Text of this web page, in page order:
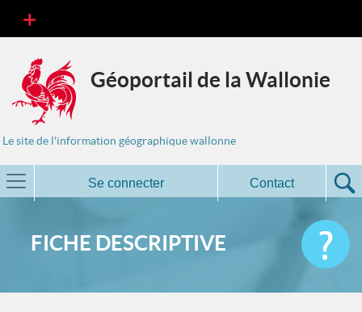
Géoportail de la Wallonie
Le site de l'information géographique wallonne
Se connecter Contact
FICHE DESCRIPTIVE